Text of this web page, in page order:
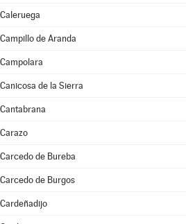
Caleruega
Campillo de Aranda
Campolara
Canicosa de la Sierra
Cantabrana
Carazo
Carcedo de Bureba
Carcedo de Burgos
Cardeñadijo